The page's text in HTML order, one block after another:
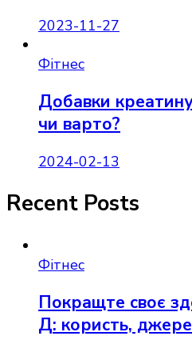
2023-11-27
Фітнес
Добавки
чи варто?
2024-02-13
Recent Posts
Фітнес
Покращте своє
Д: користь,